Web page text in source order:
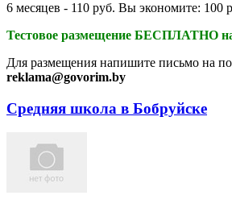
6 месяцев - 110 руб. Вы экономите: 100
Тестовое размещение БЕСПЛАТНО
Для размещения напишите письмо на
reklama@govorim.by
Средняя школа в Бобруйске